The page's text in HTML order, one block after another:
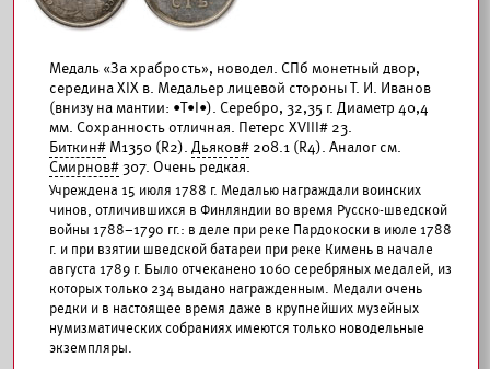
Медаль «За храбрость», новодел. СПб монетный двор,
середина XIX в. Медальер лицевой стороны Т. И. Иванов
(внизу на мантии: •Т•I•). Серебро, 32,35 г. Диаметр 40,4
мм. Сохранность отличная. Петерс XVIII# 23.
Биткин# М1350 (R2). Дьяков# 208.1 (R4). Аналог см.
Смирнов#307. Очень редкая.
Учреждена 15 июля 1788 г. Медалью награждали воинских
чинов, отличившихся в Финляндии во время Русско-шведской
войны 1788–1790 гг.: в деле при реке Пардокоски в июле 1788
г. и при взятии шведской батареи при реке Кимень в начале
августа 1789 г. Было отчеканено 1060 серебряных медалей, из
которых только 234 выдано награжденным. Медали очень
редки и в настоящее время даже в крупнейших музейных
нумизматических собраниях имеются только новодельные
экземпляры.